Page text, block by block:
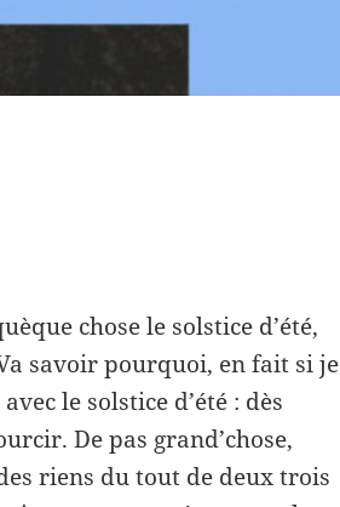
chose le solstice d’été,
savoir pourquoi, en fait si je
le solstice d’été : dès
De pas grand’chose,
riens du tout de deux trois